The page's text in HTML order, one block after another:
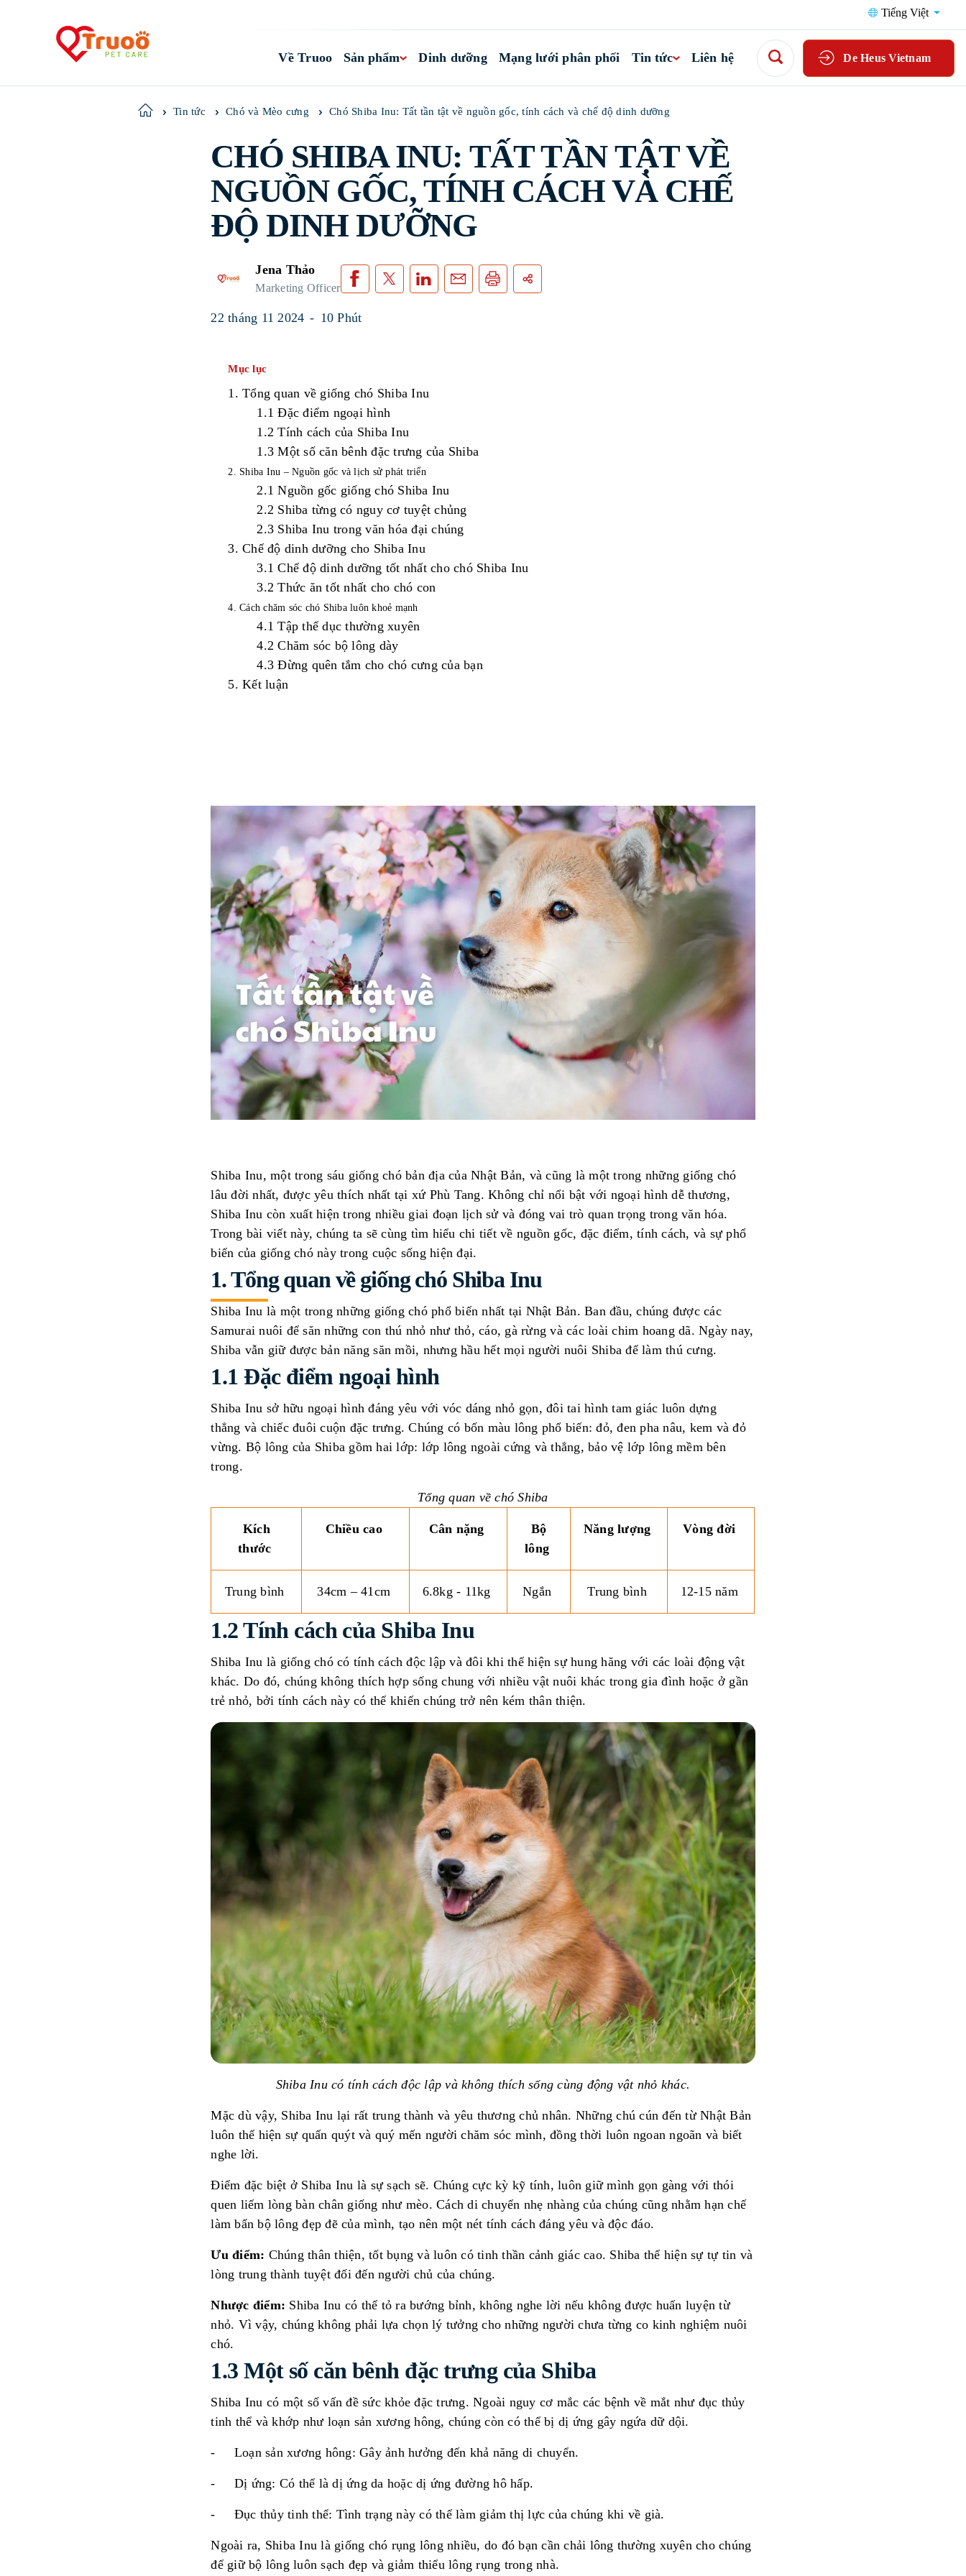
Tiếng Việt
Về Truoo Sản phẩm Dinh dưỡng Mạng lưới phân phối Tin tức Liên hệ De Heus Vietnam
Home Tin tức Chó và Mèo cưng Chó Shiba Inu: Tất tần tật về nguồn gốc, tính cách và chế độ dinh dưỡng
CHÓ SHIBA INU: TẤT TẦN TẬT VỀ
NGUỒN GỐC, TÍNH CÁCH VÀ CHẾ
ĐỘ DINH DƯỠNG
Jena Thảo
Marketing Officer
22 tháng 11 2024 - 10 Phút
Mục lục
1.Tổng quan về giống chó Shiba Inu
1.1Đặc điểm ngoại hình
1.2Tính cách của Shiba Inu
1.3 Một số căn bênh đặc trưng của Shiba
2. Shiba Inu – Nguồn gốc và lịch sử phát triển
2.1 Nguồn gốc giống chó Shiba Inu
2.2 Shiba từng có nguy cơ tuyệt chủng
2.3 Shiba Inu trong văn hóa đại chúng
3.Chế độ dinh dưỡng cho Shiba Inu
3.1 Chế độ dinh dưỡng tốt nhất cho chóShiba Inu
3.2 Thức ăn tốt nhất cho chó con
4. Cách chăm sóc chó Shiba luôn khoẻ mạnh
4.1 Tập thể dục thường xuyên
4.2Chăm sóc bộ lông dày
4.3Đừng quên tắm cho chó cưng của bạn
5.Kếtluận
Shiba Inu, một trong sáu giống chó bản địa của Nhật Bản, và cũng là một trong những giống chó
lâu đời nhất, được yêu thích nhất tại xứ Phù Tang. Không chỉ nổi bật với ngoại hình dễ thương,
Shiba Inu còn xuất hiện trong nhiều giai đoạn lịch sử và đóng vai trò quan trọng trong văn hóa.
Trong bài viết này, chúng ta sẽ cùng tìm hiểu chi tiết về nguồn gốc, đặc điểm, tính cách, và sự phổ
biến của giống chó này trong cuộc sống hiện đại.
1.Tổng quan về giống chó Shiba Inu
Shiba Inu là một trong những giống chó phổ biến nhất tại Nhật Bản. Ban đầu, chúng được các
Samurai nuôi để săn những con thú nhỏ như thỏ, cáo, gà rừng và các loài chim hoang dã. Ngày nay,
Shiba vẫn giữ được bản năng săn mồi, nhưng hầu hết mọi người nuôi Shiba để làm thú cưng.
1.1 Đặc điểm ngoại hình
Shiba Inu sở hữu ngoại hình đáng yêu với vóc dáng nhỏ gọn, đôi tai hình tam giác luôn dựng
thẳng và chiếc đuôi cuộn đặc trưng. Chúng có bốn màu lông phổ biến: đỏ, đen pha nâu, kem và đỏ
vừng. Bộ lông của Shiba gồm hai lớp: lớp lông ngoài cứng và thẳng, bảo vệ lớp lông mềm bên
trong.
Tổng quan về chó Shiba
Kích
thước
Chiều cao Cân nặng
Bộ
lông
Năng lượng Vòng đời
Trung bình 34cm – 41cm 6.8kg - 11kg Ngắn Trung bình 12-15 năm
1.2 Tính cách của Shiba Inu
Shiba Inu là giống chó có tính cách độc lập và đôi khi thể hiện sự hung hăng với các loài động vật
khác. Do đó, chúng không thích hợp sống chung với nhiều vật nuôi khác trong gia đình hoặc ở gần
trẻ nhỏ, bởi tính cách này có thể khiến chúng trở nên kém thân thiện.
Shiba Inu có tính cách độc lập vàkhông thích sống cùng động vật nhỏ khác.
Mặc dù vậy, Shiba Inu lại rất trung thành và yêu thương chủ nhân. Những chú cún đến từ Nhật Bản
luôn thể hiện sự quấn quýt và quý mến người chăm sóc mình, đồng thời luôn ngoan ngoãn và biết
nghe lời.
Điểm đặc biệt ở Shiba Inu là sự sạch sẽ. Chúng cực kỳ kỹ tính, luôn giữ mình gọn gàng với thói
quen liếm lòng bàn chân giống như mèo. Cách di chuyển nhẹ nhàng của chúng cũng nhằm hạn chế
làm bẩn bộ lông đẹp đẽ của mình, tạo nên một nét tính cách đáng yêu và độc đáo.
Ưu điểm: Chúng thân thiện, tốt bụng và luôn có tinh thần cảnh giác cao. Shiba thể hiện sự tự tin và
lòng trung thành tuyệt đối đến người chủ của chúng.
Nhược điểm: Shiba Inu có thể tỏ ra bướng bỉnh, không nghe lời nếu không được huấn luyện từ
nhỏ. Vì vậy, chúng không phải lựa chọn lý tưởng cho những người chưa từng co kinh nghiệm nuôi
chó.
1.3 Một số căn bênh đặc trưng của Shiba
Shiba Inu có một số vấn đề sức khỏe đặc trưng. Ngoài nguy cơ mắc các bệnh về mắt như đục thủy
tinh thể và khớp như loạn sản xương hông, chúng còn có thể bị dị ứng gây ngứa dữ dội.
- Loạn sản xương hông: Gây ảnh hưởng đến khả năng di chuyển.
- Dị ứng: Có thể là dị ứng da hoặc dị ứng đường hô hấp.
- Đục thủy tinh thể: Tình trạng này có thể làm giảm thị lực của chúng khi về già.
Ngoài ra, Shiba Inu là giống chó rụng lông nhiều, do đó bạn cần chải lông thường xuyên cho chúng
để giữ bộ lông luôn sạch đẹp và giảm thiểu lông rụng trong nhà.